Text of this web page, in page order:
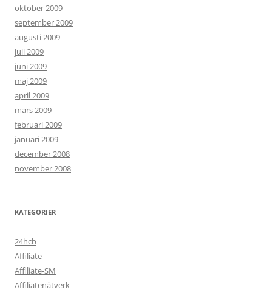
oktober 2009
september 2009
augusti 2009
juli 2009
juni 2009
maj 2009
april 2009
mars 2009
februari 2009
januari 2009
december 2008
november 2008
KATEGORIER
24hcb
Affiliate
Affiliate-SM
Affiliatenätverk